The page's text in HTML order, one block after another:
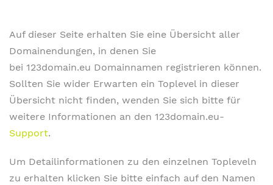
Auf dieser Seite erhalten Sie eine Übersicht aller
Domainendungen, in denen Sie
bei 123domain.eu Domainnamen registrieren können.
Sollten Sie wider Erwarten ein Toplevel in dieser
Übersicht nicht finden, wenden Sie sich bitte für
weitere Informationen an den 123domain.eu-
Support.
Um Detailinformationen zu den einzelnen Topleveln
zu erhalten klicken Sie bitte einfach auf den Namen